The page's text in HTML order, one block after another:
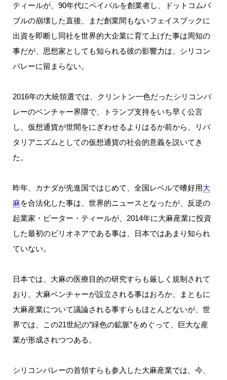
ティールが、90年代にペイパルを創業者し、ドットコムバ
ブルの崩壊した直後、まだ創業間もないフェイスブックに
出資を即断し同社を世界的大企業に育て上げた事は周知の
事だが、思想家としても知られる彼の影響力は、シリコン
バレーに留まらない。
2016年の大統領選では、クリントン一色だったシリコンバ
レーのベンチャー界隈で、トランプ支持をいち早く公言
し、仮想通貨が世間をにぎわせるよりはるか前から、リバ
タリアニズムとしての仮想通貨の社会的意義を説いてき
た。
昨年、カナダが先進国ではじめて、全国レベルで嗜好用大
麻を合法化した事は、世界的ニュースとなったが、反逆の
起業家・ピーター・ティールが、2014年に大麻産業に投資
した最初のビリオネアである事は、日本ではあまり知られ
ていない。
日本では、大麻の医療目的の研究すらも厳しく規制されて
おり、大麻ベンチャーが設立される事はおろか、まともに
大麻産業について議論される事すらもほとんどないが、世
界では、この21世紀の”緑色の鉱脈”をめぐって、巨大な産
業が形成されつつある。
シリコンバレーの首領すらも参入した大麻産業では、今、